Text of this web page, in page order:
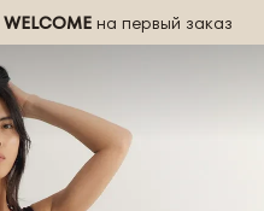
WELCOME на первый заказ